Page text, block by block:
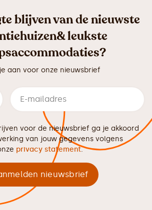
blijven van de nieuwste
leukste
aan voor onze nieuwsbrief
voor de nieuwsbrief ga je akkoord
van jouw gegevens volgens
privacy statement.